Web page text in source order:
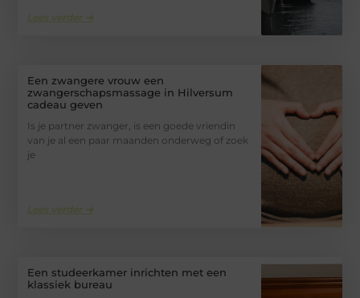
Lees verder ➜
Een zwangere vrouw een
zwangerschapsmassage in Hilversum
cadeau geven
Is je partner zwanger, is een goede vriendin
van je al een paar maanden onderweg of zoek
je
Lees verder ➜
Een studeerkamer inrichten met een
klassiek bureau